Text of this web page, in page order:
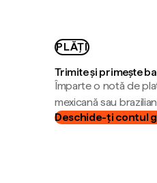
PLĂȚI
Trimite și primește
Împarte o notă de
mexicană sau
Deschide-ți contul